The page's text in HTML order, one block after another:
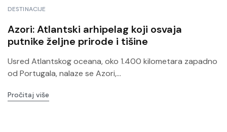
DESTINACIJE
Azori: Atlantski arhipelag koji osvaja
putnike željne prirode i tišine
Usred Atlantskog oceana, oko 1.400 kilometara zapadno
od Portugala, nalaze se Azori,...
Pročitaj više